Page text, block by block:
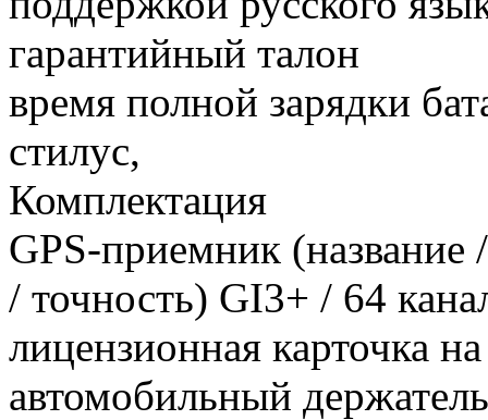
гарантийный талон
время полной зарядки
стилус,
Комплектация
GPS-приемник (название
/ точность) GI3+ / 64
лицензионная карточка
автомобильный